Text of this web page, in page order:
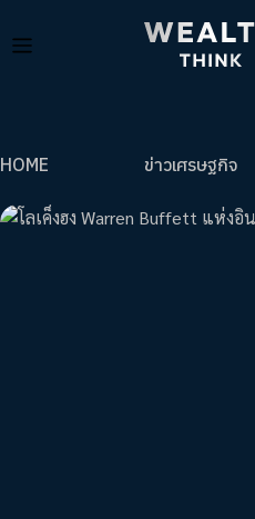
HOME ข่าวเศรษฐกิจ